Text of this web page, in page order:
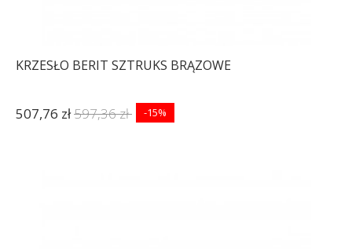
KRZESŁO BERIT SZTRUKS BRĄZOWE
507,76 zł597,36 zł -15%